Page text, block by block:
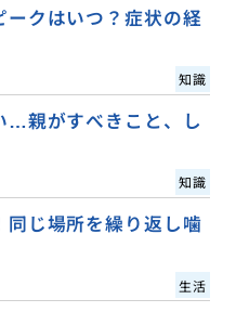
ークはいつ？症状の経
知識
…親がすべきこと、し
知識
同じ場所を繰り返し噛
生活